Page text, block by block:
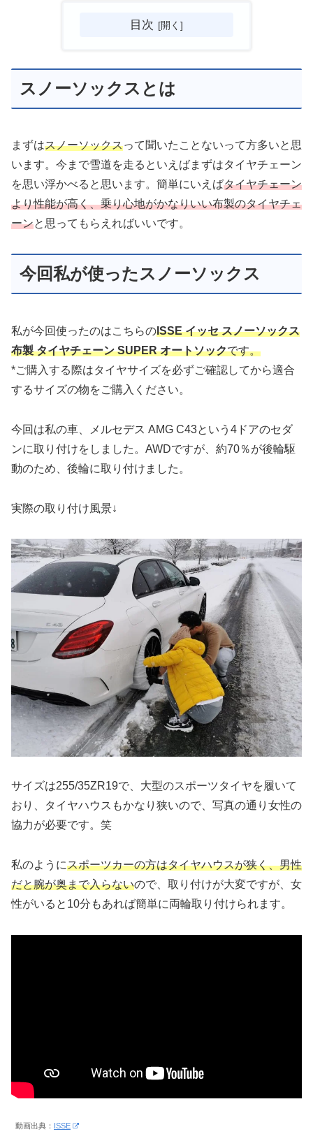
目次
スノーソックスとは
まずはスノーソックスって聞いたことないって方多いと思
います。今まで雪道を走るといえばまずはタイヤチェーン
を思い浮かべると思います。簡単にいえばタイヤチェーン
より性能が高く、乗り心地がかなりいい布製のタイヤチェ
ーンと思ってもらえればいいです。
今回私が使ったスノーソックス
私が今回使ったのはこちらのISSE イッセ スノーソックス
布製 タイヤチェーン SUPER オートソックです。
*ご購入する際はタイヤサイズを必ずご確認してから適合
するサイズの物をご購入ください。
今回は私の車、メルセデス AMG C43という4ドアのセダ
ンに取り付けをしました。AWDですが、約70％が後輪駆
動のため、後輪に取り付けました。
実際の取り付け風景↓
サイズは255/35ZR19で、大型のスポーツタイヤを履いて
おり、タイヤハウスもかなり狭いので、写真の通り女性の
協力が必要です。笑
私のようにスポーツカーの方はタイヤハウスが狭く、男性
だと腕が奥まで入らないので、取り付けが大変ですが、女
性がいると10分もあれば簡単に両輪取り付けられます。
動画出典： ISSE